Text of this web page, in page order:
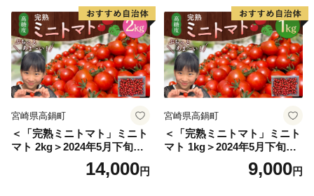
宮崎県高鍋町
＜「完熟ミニトマト」ミニト
マト 2kg＞2024年5月下旬迄
に順次出荷 野菜ソムリエサ
ミット アルル・リリカ共に
14,000円
宮崎県高鍋町
＜「完熟ミニトマト」ミニト
マト 1kg＞2024年5月下旬迄
に順次出荷 野菜ソムリエサ
ミット アルル・リリカ共に
9,000円